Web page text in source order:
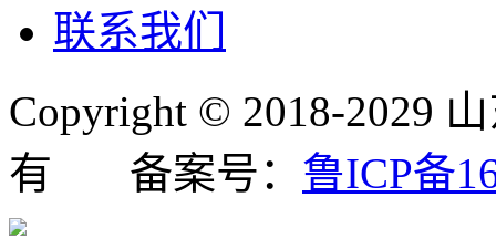
联系我们
Copyright © 2018-2029
有 备案号： 鲁ICP备